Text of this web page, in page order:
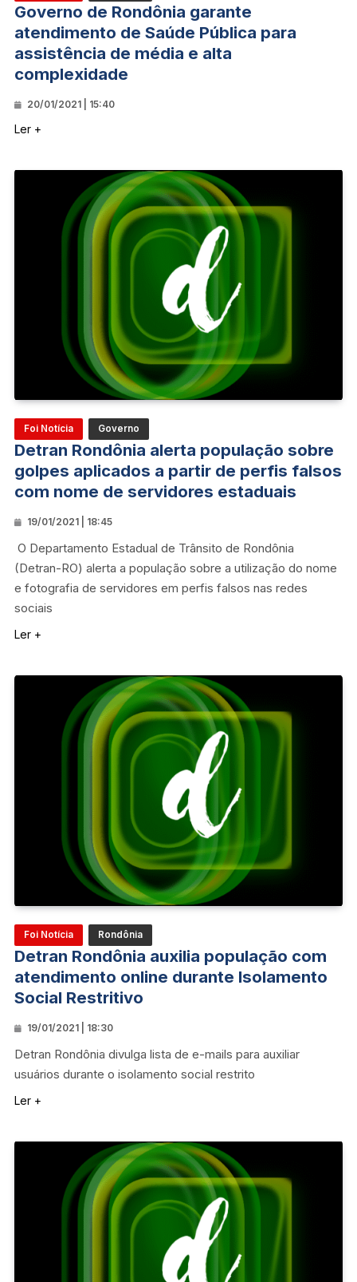
Governo de Rondônia garante
atendimento de Saúde Pública para
assistência de média e alta
complexidade
20/01/2021 | 15:40
Ler +
Foi Notícia Governo
Detran Rondônia alerta população sobre
golpes aplicados a partir de perfis falsos
com nome de servidores estaduais
19/01/2021 | 18:45
O Departamento Estadual de Trânsito de Rondônia
(Detran-RO) alerta a população sobre a utilização do nome
e fotografia de servidores em perfis falsos nas redes
sociais
Ler +
Foi Notícia Rondônia
Detran Rondônia auxilia população com
atendimento online durante Isolamento
Social Restritivo
19/01/2021 | 18:30
Detran Rondônia divulga lista de e-mails para auxiliar
usuários durante o isolamento social restrito
Ler +